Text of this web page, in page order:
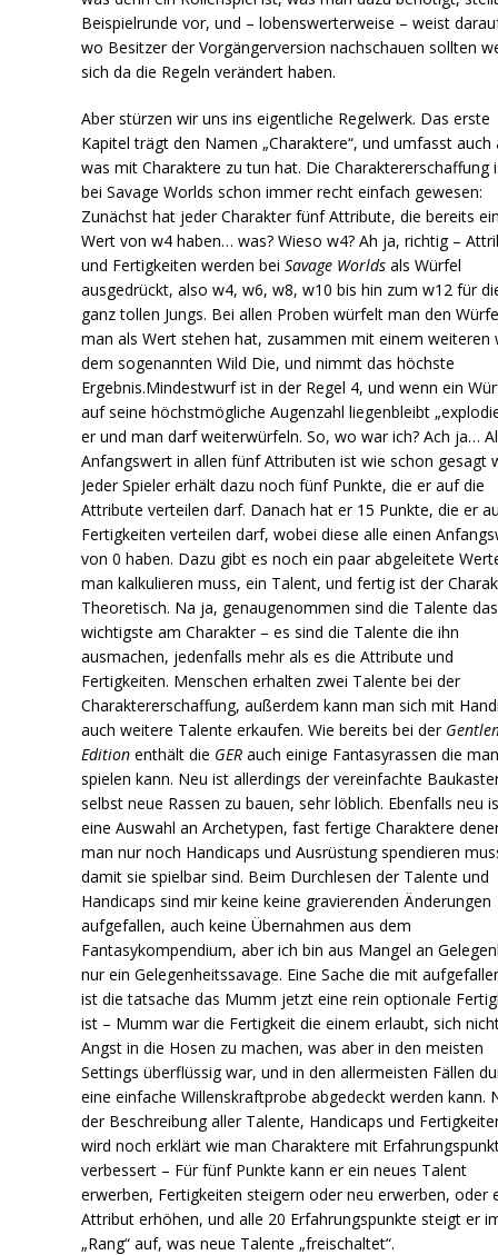
Beispielrunde vor, und – lobenswerterweise – weist
wo Besitzer der Vorgängerversion nachschauen sollten
sich da die Regeln verändert haben.
Aber stürzen wir uns ins eigentliche Regelwerk. Das erste
Kapitel trägt den Namen „Charaktere“, und umfasst auch
was mit Charaktere zu tun hat. Die Charaktererschaffung
bei Savage Worlds schon immer recht einfach gewesen:
Zunächst hat jeder Charakter fünf Attribute, die bereits
Wert von w4 haben… was? Wieso w4? Ah ja, richtig –
und Fertigkeiten werden bei Savage Worlds als Würfel
ausgedrückt, also w4, w6, w8, w10 bis hin zum w12 für
ganz tollen Jungs. Bei allen Proben würfelt man den
man als Wert stehen hat, zusammen mit einem weiteren
dem sogenannten Wild Die, und nimmt das höchste
Ergebnis.Mindestwurf ist in der Regel 4, und wenn ein
auf seine höchstmögliche Augenzahl liegenbleibt
er und man darf weiterwürfeln. So, wo war ich? Ach ja…
Anfangswert in allen fünf Attributen ist wie schon gesagt
Jeder Spieler erhält dazu noch fünf Punkte, die er auf die
Attribute verteilen darf. Danach hat er 15 Punkte, die er
Fertigkeiten verteilen darf, wobei diese alle einen
von 0 haben. Dazu gibt es noch ein paar abgeleitete
man kalkulieren muss, ein Talent, und fertig ist der
Theoretisch. Na ja, genaugenommen sind die Talente das
wichtigste am Charakter – es sind die Talente die ihn
ausmachen, jedenfalls mehr als es die Attribute und
Fertigkeiten. Menschen erhalten zwei Talente bei der
Charaktererschaffung, außerdem kann man sich mit
auch weitere Talente erkaufen. Wie bereits bei der
Edition enthält die GER auch einige Fantasyrassen die
spielen kann. Neu ist allerdings der vereinfachte
selbst neue Rassen zu bauen, sehr löblich. Ebenfalls neu
eine Auswahl an Archetypen, fast fertige Charaktere
man nur noch Handicaps und Ausrüstung spendieren
damit sie spielbar sind. Beim Durchlesen der Talente und
Handicaps sind mir keine keine gravierenden Änderungen
aufgefallen, auch keine Übernahmen aus dem
Fantasykompendium, aber ich bin aus Mangel an
nur ein Gelegenheitssavage. Eine Sache die mit
ist die tatsache das Mumm jetzt eine rein optionale
ist – Mumm war die Fertigkeit die einem erlaubt, sich
Angst in die Hosen zu machen, was aber in den meisten
Settings überflüssig war, und in den allermeisten Fällen
eine einfache Willenskraftprobe abgedeckt werden kann.
der Beschreibung aller Talente, Handicaps und
wird noch erklärt wie man Charaktere mit
verbessert – Für fünf Punkte kann er ein neues Talent
erwerben, Fertigkeiten steigern oder neu erwerben, oder
Attribut erhöhen, und alle 20 Erfahrungspunkte steigt er
„Rang“ auf, was neue Talente „freischaltet“.